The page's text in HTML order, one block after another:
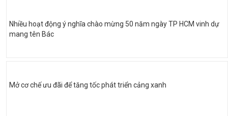
Nhiều hoạt động ý nghĩa chào mừng 50 năm ngày TP HCM vinh dự
mang tên Bác
Mở cơ chế ưu đãi để tăng tốc phát triển cảng xanh